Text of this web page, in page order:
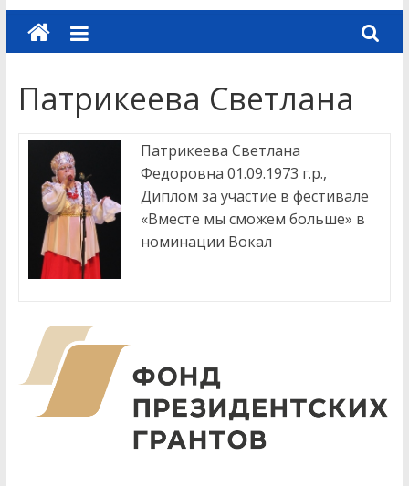
Патрикеева Светлана
Патрикеева Светлана
Федоровна 01.09.1973 г.р.,
Диплом за участие в фестивале
«Вместе мы сможем больше» в
номинации Вокал